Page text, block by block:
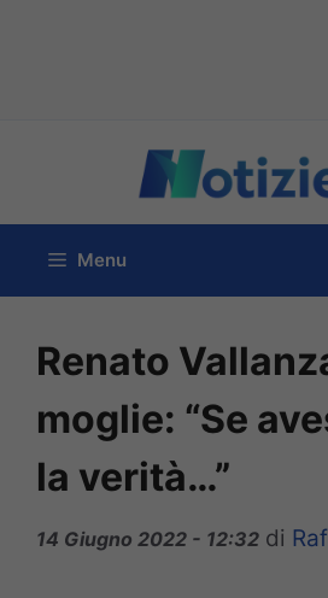
contenuto
Menu
Renato
moglie: “Se
la verità…”
14 Giugno 2022 - 12:32 di